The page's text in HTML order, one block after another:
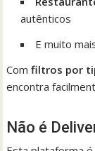
autênticos
E muito
Comfiltros por
encontra
Não é